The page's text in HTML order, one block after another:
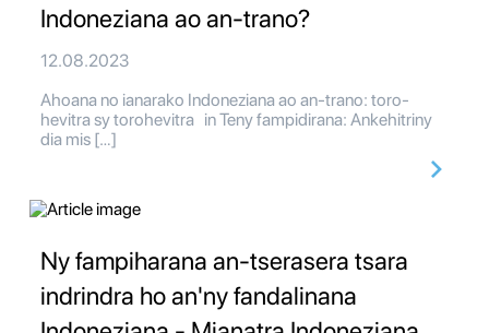
Indoneziana ao an-trano?
12.08.2023
Ahoana no ianarako Indoneziana ao an-trano: toro-
hevitra sy torohevitra in Teny fampidirana: Ankehitriny
dia mis […]
Ny fampiharana an-tserasera tsara
indrindra ho an'ny fandalinana